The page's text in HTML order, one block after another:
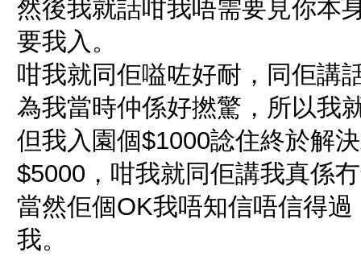
然後我就話咁我唔需要見你本
要我入。
咁我就同佢嗌咗好耐，同佢講
為我當時仲係好撚驚，所以我
但我入園個$1000諗住終於解
$5000，咁我就同佢講我真係
當然佢個OK我唔知信唔信得
我。